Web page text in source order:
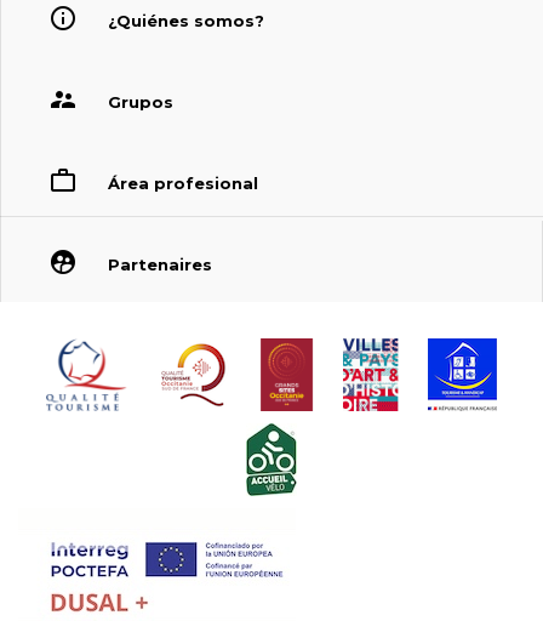
¿Quiénes somos?
Grupos
Área profesional
Partenaires